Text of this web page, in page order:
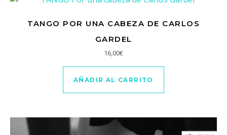
TANGO POR UNA CABEZA DE CARLOS
GARDEL
16,00€
AÑADIR AL CARRITO